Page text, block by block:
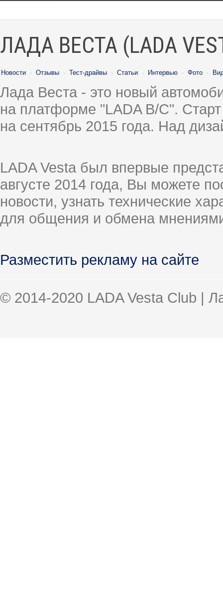
ЛАДА ВЕСТА (LADA
Новости · Отзывы · Тест-драйвы · Статьи · Интервью · Фото ·
Лада Веста - это новый
на платформе "LADA B/C".
на сентябрь 2015 года. Над
LADA Vesta был впервые
августе 2014 года, Вы можете
новости, узнать технические
для общения и обмена
Разместить рекламу на сайте
© 2014-2020 LADA Vesta Club |